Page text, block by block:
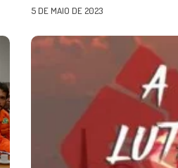
5 DE MAIO DE 2023